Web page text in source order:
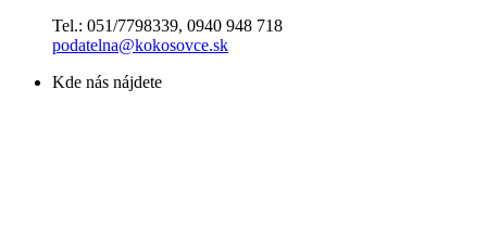
Tel.: 051/7798339, 0940 948 718
podatelna@kokosovce.sk
Kde nás nájdete